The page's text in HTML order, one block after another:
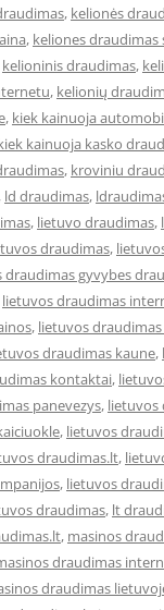
, kelionės
, keliones draudimas
kelioninis draudimas,
, kelionių
, kiek kainuoja
kainuoja kasko
, kroviniu
, ld draudimas,
, lietuvo draudimas,
draudimas,
draudimas gyvybes
lietuvos draudimas
, lietuvos draudimas
draudimas kaune,
kontaktai,
panevezys, lietuvos
, lietuvos
draudimas.lt,
, lietuvos
draudimas, lt
, masinos
draudimas
draudimas